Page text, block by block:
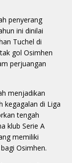
penyerang
ini dinilai
Tuchel di
gol Osimhen
perjuangan
menjadikan
kegagalan di Liga
tengah
klub Serie A
memiliki
Osimhen.